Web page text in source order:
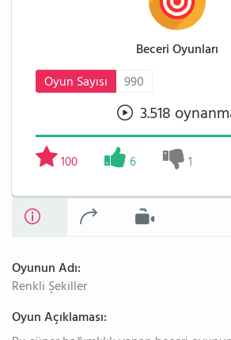
Beceri Oyunları
Oyun Sayısı
990
3.518
100 6 1
Oyunun Adı:
Renkli Şekiller
Oyun Açıklaması: